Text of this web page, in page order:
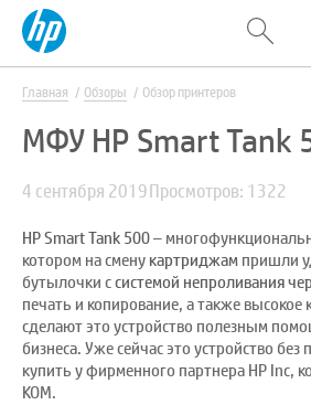
Главная Обзоры Обзор принтеров
МФУ HP Smart Tank
4 сентября 2019Просмотров: 1322
HP Smart Tank 500–
котором на смену картриджам пришли
бутылочки ссистемой непроливания
печать и копирование, а также высокое
сделают это устройство полезным
бизнеса. Уже сейчас это устройство
купить у фирменного партнера HP Inc,
КОМ.